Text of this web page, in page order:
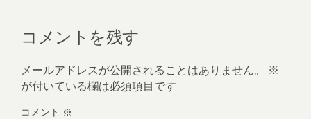
コメントを残す
メールアドレスが公開されることはありません。
※
が付いている欄は必須項目です
コメント ※